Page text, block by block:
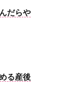
だらや
る産後